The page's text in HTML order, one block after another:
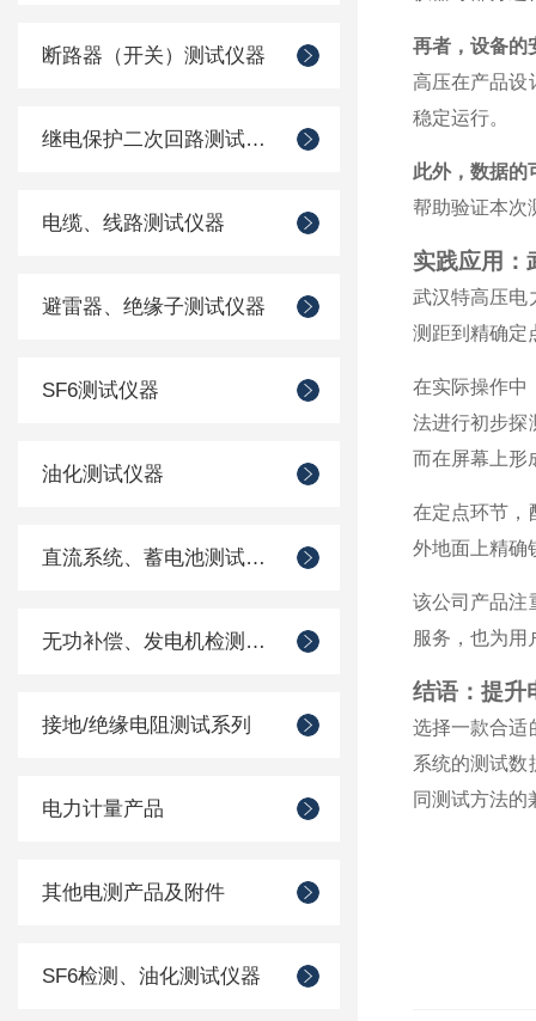
断路器（开关）测试仪器
继电保护二次回路测试仪器
电缆、线路测试仪器
避雷器、绝缘子测试仪器
SF6测试仪器
油化测试仪器
直流系统、蓄电池测试仪器
无功补偿、发电机检测仪器
接地/绝缘电阻测试系列
电力计量产品
其他电测产品及附件
SF6检测、油化测试仪器
再者，设备的
高压在产品设
稳定运行。
此外，数据的
帮助验证本次
实践应用：
武汉特高压电
测距到精确定
在实际操作中
法进行初步探
而在屏幕上形
在定点环节，
外地面上精确
该公司产品注
服务，也为用
结语：提升
选择一款合适
系统的测试数
同测试方法